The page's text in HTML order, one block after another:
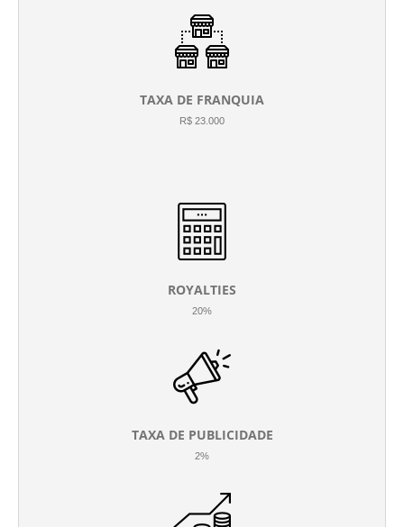
TAXA DE FRANQUIA
R$ 23.000
ROYALTIES
20%
TAXA DE PUBLICIDADE
2%